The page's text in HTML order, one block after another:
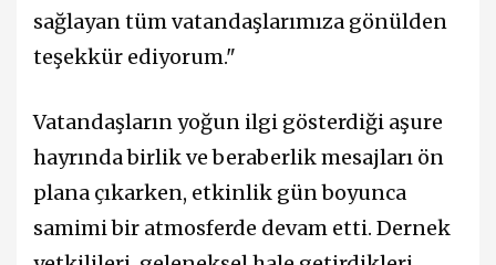
sağlayan tüm vatandaşlarımıza gönülden
teşekkür ediyorum."
Vatandaşların yoğun ilgi gösterdiği aşure
hayrında birlik ve beraberlik mesajları ön
plana çıkarken, etkinlik gün boyunca
samimi bir atmosferde devam etti. Dernek